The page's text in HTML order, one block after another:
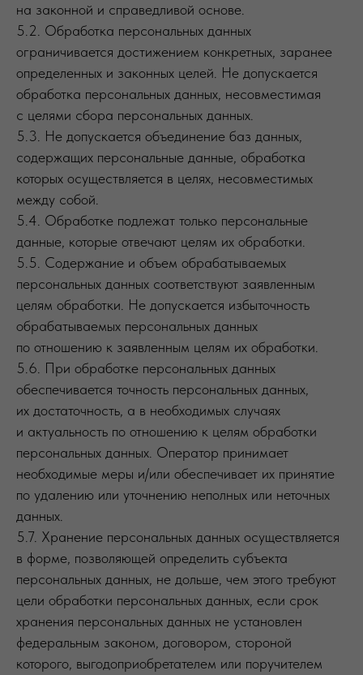
на законной и справедливой основе.
5.2. Обработка персональных данных
ограничивается достижением конкретных, заранее
определенных и законных целей. Не допускается
обработка персональных данных, несовместимая
с целями сбора персональных данных.
5.3. Не допускается объединение баз данных,
содержащих персональные данные, обработка
которых осуществляется в целях, несовместимых
между собой.
5.4. Обработке подлежат только персональные
данные, которые отвечают целям их обработки.
5.5. Содержание и объем обрабатываемых
персональных данных соответствуют заявленным
целям обработки. Не допускается избыточность
обрабатываемых персональных данных
по отношению к заявленным целям их обработки.
5.6. При обработке персональных данных
обеспечивается точность персональных данных,
их достаточность, а в необходимых случаях
и актуальность по отношению к целям обработки
персональных данных. Оператор принимает
необходимые меры и/или обеспечивает их принятие
по удалению или уточнению неполных или неточных
данных.
5.7. Хранение персональных данных осуществляется
в форме, позволяющей определить субъекта
персональных данных, не дольше, чем этого требуют
цели обработки персональных данных, если срок
хранения персональных данных не установлен
федеральным законом, договором, стороной
которого, выгодоприобретателем или поручителем